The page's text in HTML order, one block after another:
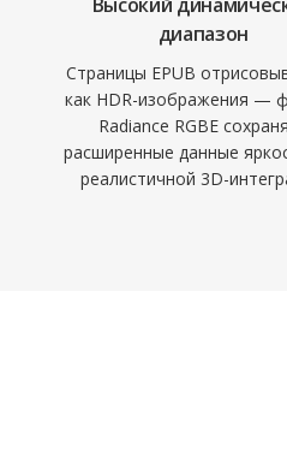
диапазон
Страницы EPUB
как HDR-изображения —
Radiance RGBE
расширенные данные
реалистичной 3D-